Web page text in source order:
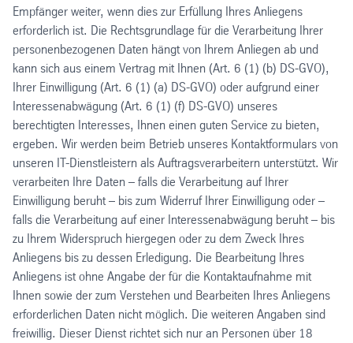
Empfänger weiter, wenn dies zur Erfüllung Ihres Anliegens
erforderlich ist. Die Rechtsgrundlage für die Verarbeitung Ihrer
personenbezogenen Daten hängt von Ihrem Anliegen ab und
kann sich aus einem Vertrag mit Ihnen (Art. 6 (1) (b) DS-GVO),
Ihrer Einwilligung (Art. 6 (1) (a) DS-GVO) oder aufgrund einer
Interessenabwägung (Art. 6 (1) (f) DS-GVO) unseres
berechtigten Interesses, Ihnen einen guten Service zu bieten,
ergeben. Wir werden beim Betrieb unseres Kontaktformulars von
unseren IT-Dienstleistern als Auftragsverarbeitern unterstützt. Wir
verarbeiten Ihre Daten – falls die Verarbeitung auf Ihrer
Einwilligung beruht – bis zum Widerruf Ihrer Einwilligung oder –
falls die Verarbeitung auf einer Interessenabwägung beruht – bis
zu Ihrem Widerspruch hiergegen oder zu dem Zweck Ihres
Anliegens bis zu dessen Erledigung. Die Bearbeitung Ihres
Anliegens ist ohne Angabe der für die Kontaktaufnahme mit
Ihnen sowie der zum Verstehen und Bearbeiten Ihres Anliegens
erforderlichen Daten nicht möglich. Die weiteren Angaben sind
freiwillig. Dieser Dienst richtet sich nur an Personen über 18